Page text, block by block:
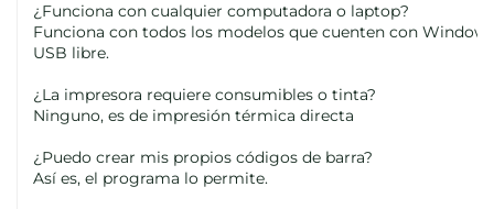
¿Funciona con cualquier computadora o laptop?
Funciona con todos los modelos que cuenten con Windows
USB libre.
¿La impresora requiere consumibles o tinta?
Ninguno, es de impresión térmica directa
¿Puedo crear mis propios códigos de barra?
Así es, el programa lo permite.